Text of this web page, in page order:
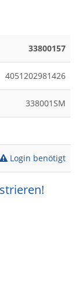
33800157
4051202981426
338001SM
Login benötigt